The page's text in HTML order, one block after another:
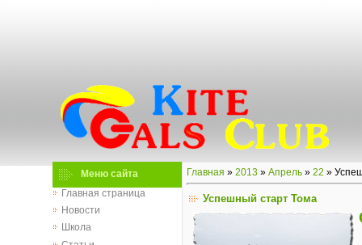
Меню сайта
Главная страница
Новости
Школа
Главная » 2013 » Апрель » 22 »
Успешный старт Тома